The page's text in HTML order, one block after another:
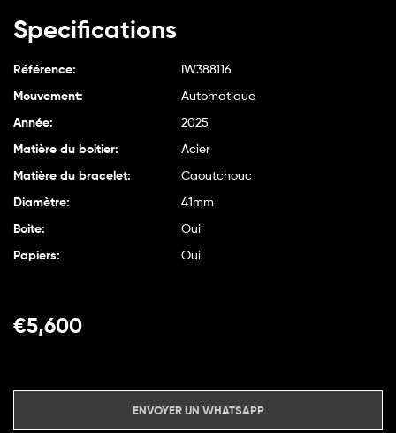
Specifications
Référence: IW388116
Mouvement: Automatique
Année: 2025
Matière du boitier: Acier
Matière du bracelet: Caoutchouc
Diamètre: 41mm
Boite: Oui
Papiers: Oui
€5,600
ENVOYER UN WHATSAPP